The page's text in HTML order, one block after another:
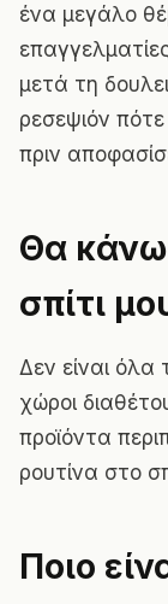
ένα μεγάλο
μετά τη
ρεσεψιόν πότε
πριν
Θα κάνω
σπίτι
Δεν είναι όλα
χώροι
προϊόντα
ρουτίνα στο
Ποιο